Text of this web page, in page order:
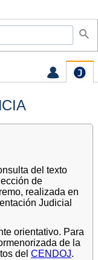
del texto
de
realizada en
Judicial
orientativo. Para
de la
del CENDOJ.